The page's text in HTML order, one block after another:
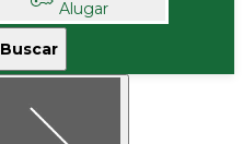
Alugar
Buscar